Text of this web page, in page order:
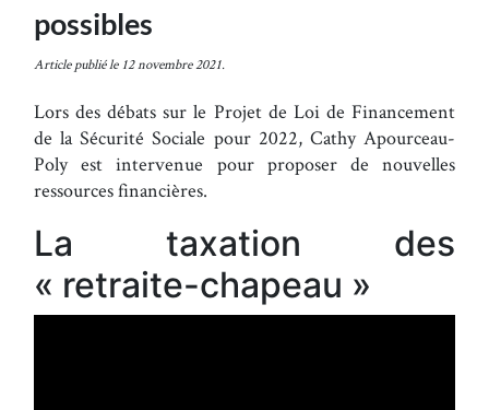
possibles
Article publié le 12 novembre 2021.
Lors des débats sur le Projet de Loi de Financement
de la Sécurité Sociale pour 2022, Cathy Apourceau-
Poly est intervenue pour proposer de nouvelles
ressources financières.
La taxation des
« retraite-chapeau »